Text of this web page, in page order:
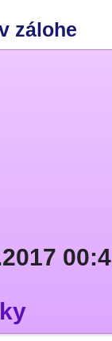
zálohe